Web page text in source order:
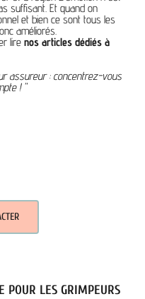
suffisant. Et quand on
et bien ce sont tous les
améliorés.
lire nos articles dédiés à
assureur : concentrez-vous
! "
POUR LES GRIMPEURS